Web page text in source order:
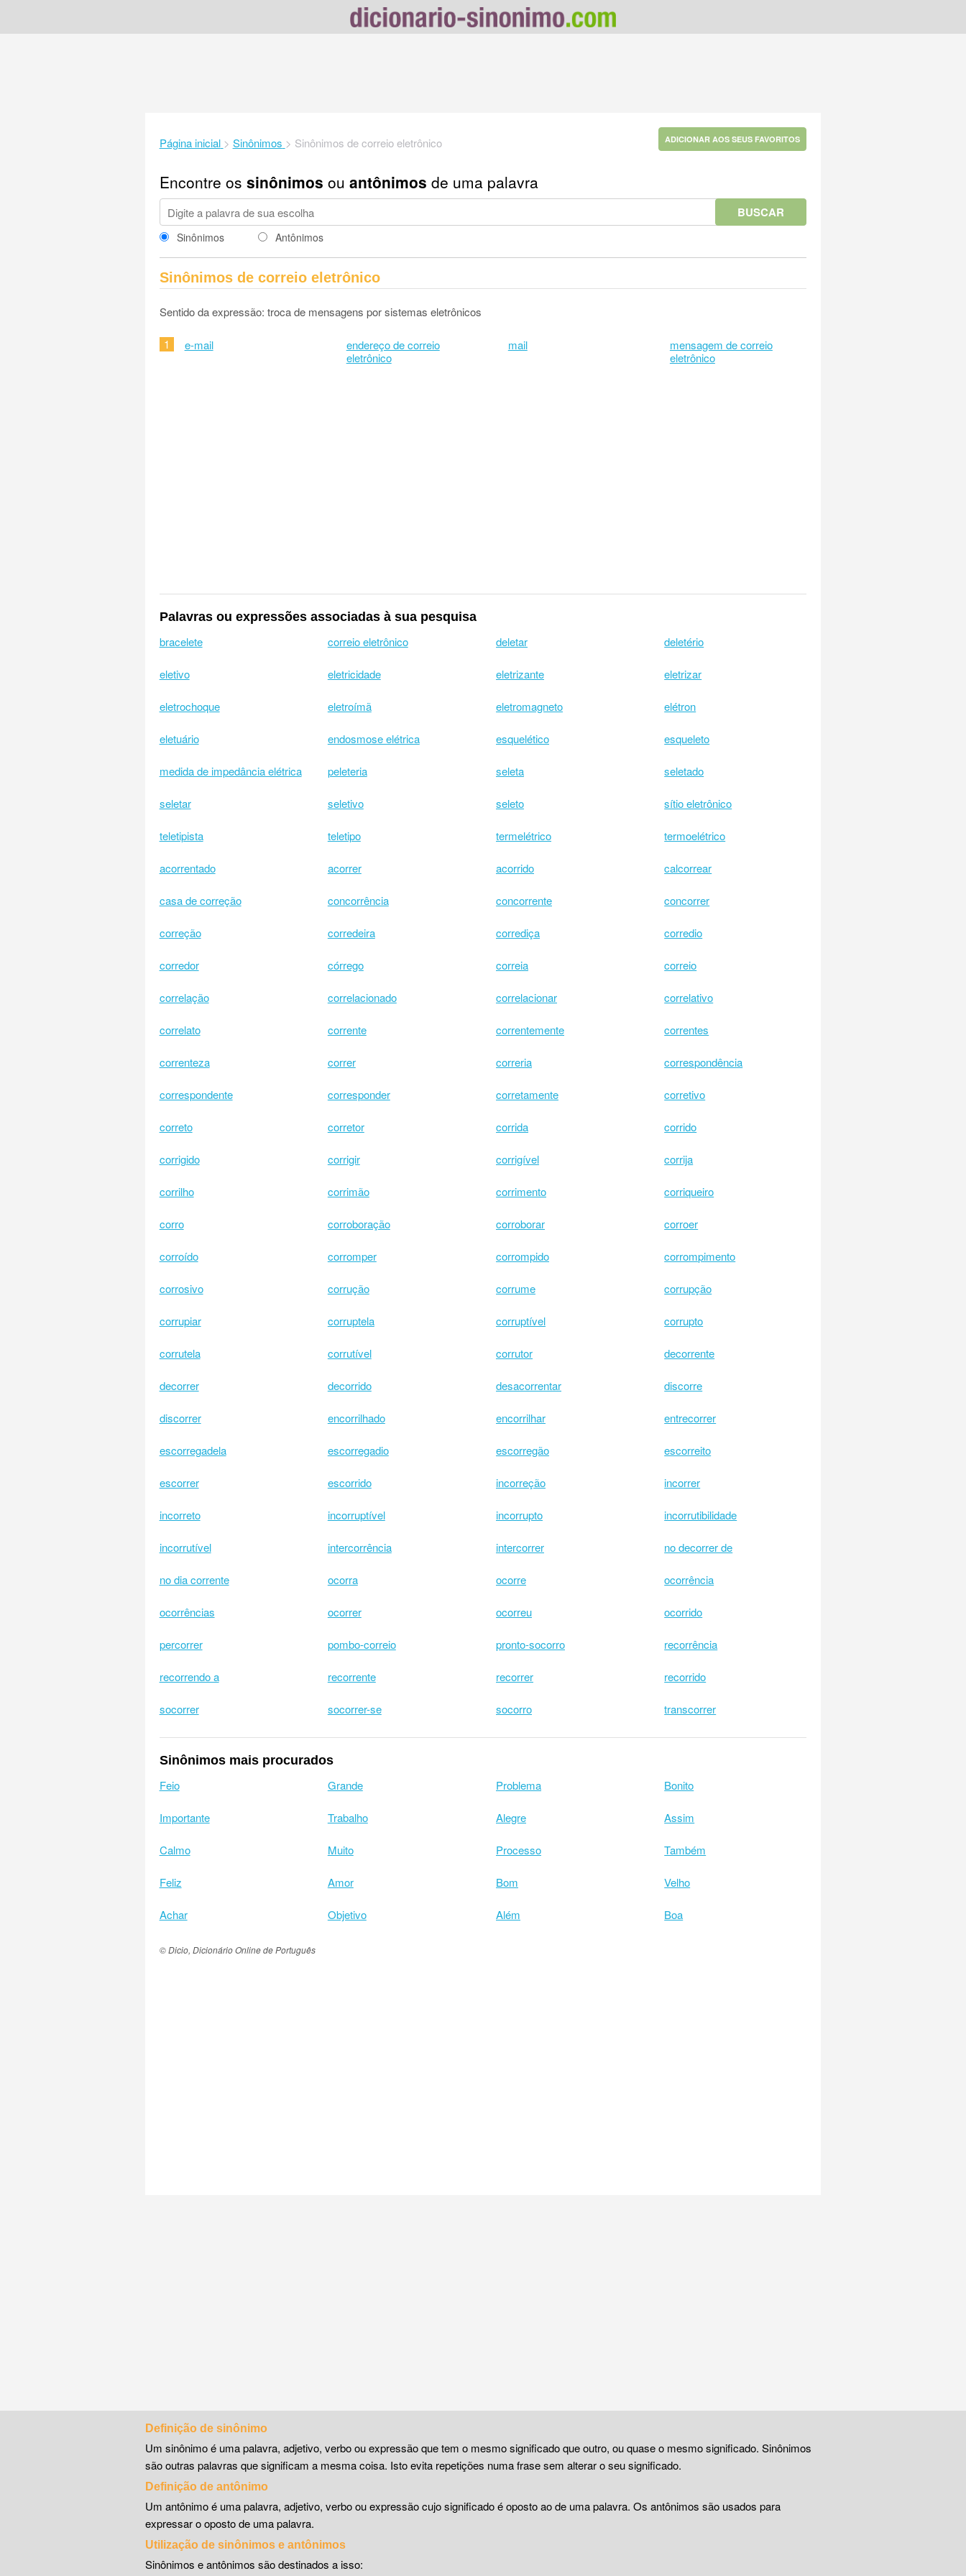
Página inicial > Sinônimos > Sinônimos de correio eletrônico ADICIONAR AOS SEUS FAVORITOS
Encontre os sinônimos ou antônimos de uma palavra
BUSCAR
Sinônimos Antônimos
Sinônimos de correio eletrônico
Sentido da expressão: troca de mensagens por sistemas eletrônicos
1 e-mail
endereço de correio
eletrônico
mail
mensagem de correio
eletrônico
Palavras ou expressões associadas à sua pesquisa
bracelete correio eletrônico deletar deletério
eletivo eletricidade eletrizante eletrizar
eletrochoque eletroímã eletromagneto elétron
eletuário endosmose elétrica esquelético esqueleto
medida de impedância elétrica peleteria seleta seletado
seletar seletivo seleto sítio eletrônico
teletipista teletipo termelétrico termoelétrico
acorrentado acorrer acorrido calcorrear
casa de correção concorrência concorrente concorrer
correção corredeira corrediça corredio
corredor córrego correia correio
correlação correlacionado correlacionar correlativo
correlato corrente correntemente correntes
correnteza correr correria correspondência
correspondente corresponder corretamente corretivo
correto corretor corrida corrido
corrigido corrigir corrigível corrija
corrilho corrimão corrimento corriqueiro
corro corroboração corroborar corroer
corroído corromper corrompido corrompimento
corrosivo corrução corrume corrupção
corrupiar corruptela corruptível corrupto
corrutela corrutível corrutor decorrente
decorrer decorrido desacorrentar discorre
discorrer encorrilhado encorrilhar entrecorrer
escorregadela escorregadio escorregão escorreito
escorrer escorrido incorreção incorrer
incorreto incorruptível incorrupto incorrutibilidade
incorrutível intercorrência intercorrer no decorrer de
no dia corrente ocorra ocorre ocorrência
ocorrências ocorrer ocorreu ocorrido
percorrer pombo-correio pronto-socorro recorrência
recorrendo a recorrente recorrer recorrido
socorrer socorrer-se socorro transcorrer
Sinônimos mais procurados
Feio Grande Problema Bonito
Importante Trabalho Alegre Assim
Calmo Muito Processo Também
Feliz Amor Bom Velho
Achar Objetivo Além Boa
© Dicio, Dicionário Online de Português
Definição de sinônimo
Um sinônimo é uma palavra, adjetivo, verbo ou expressão que tem o mesmo significado que outro, ou quase o mesmo significado. Sinônimos
são outras palavras que significam a mesma coisa. Isto evita repetições numa frase sem alterar o seu significado.
Definição de antônimo
Um antônimo é uma palavra, adjetivo, verbo ou expressão cujo significado é oposto ao de uma palavra. Os antônimos são usados para
expressar o oposto de uma palavra.
Utilização de sinônimos e antônimos
Sinônimos e antônimos são destinados a isso: